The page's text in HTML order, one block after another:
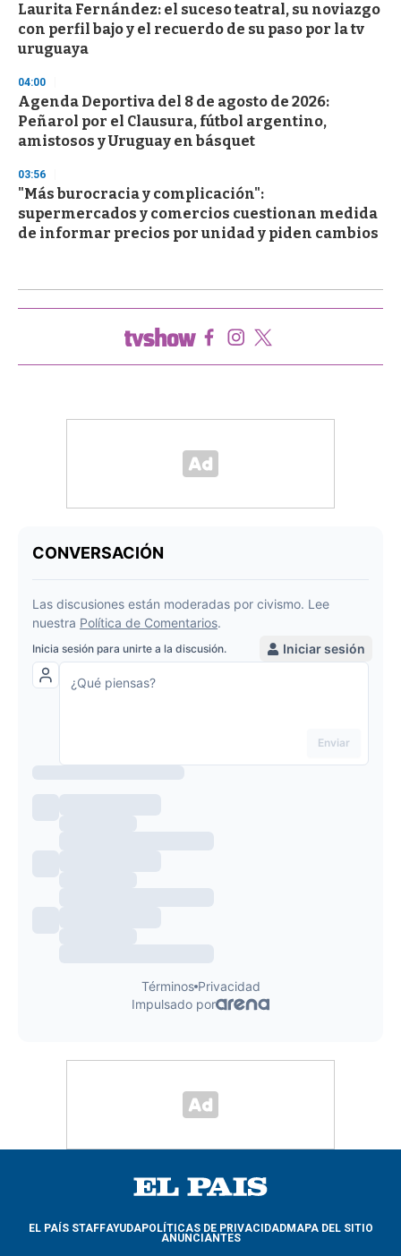
Laurita Fernández: el suceso teatral, su noviazgo
con perfil bajo y el recuerdo de su paso por la tv
uruguaya
04:00
Agenda Deportiva del 8 de agosto de 2026:
Peñarol por el Clausura, fútbol argentino,
amistosos y Uruguay en básquet
03:56
"Más burocracia y complicación":
supermercados y comercios cuestionan medida
de informar precios por unidad y piden cambios
EL PAÍS STAFFAYUDAPOLÍTICAS DE PRIVACIDADMAPA DEL SITIO
ANUNCIANTES